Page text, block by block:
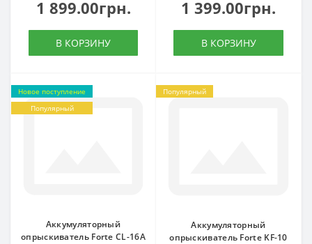
1 899.00грн.
В КОРЗИНУ
1 399.00грн.
В КОРЗИНУ
Новое поступление
Популярный
Аккумуляторный
опрыскиватель Forte CL-16A
Популярный
Аккумуляторный
опрыскиватель Forte KF-10